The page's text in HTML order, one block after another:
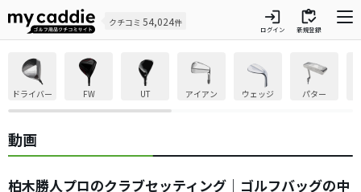
クチコミ 54,024件 login
ログイン
inventory
新規登録
ドライバー FW UT アイアン ウェッジ パター
動画
柏木勝人プロのクラブセッティング｜ゴルフバッグの中